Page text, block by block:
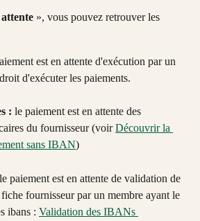
», vous pouvez retrouver les
est en attente d'exécution par un
d'exécuter les paiements.
: le paiement est en attente des
du fournisseur (voir Découvrir la
sans IBAN)
le paiement est en attente de validation de
fournisseur par un membre ayant le
ibans : Validation des IBANs